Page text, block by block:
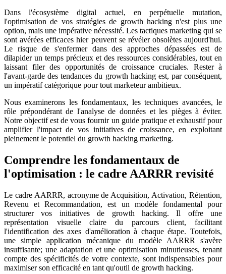
Dans l'écosystème digital actuel, en perpétuelle mutation,
l'optimisation de vos stratégies de growth hacking n'est plus une
option, mais une impérative nécessité. Les tactiques marketing qui se
sont avérées efficaces hier peuvent se révéler obsolètes aujourd'hui.
Le risque de s'enfermer dans des approches dépassées est de
dilapider un temps précieux et des ressources considérables, tout en
laissant filer des opportunités de croissance cruciales. Rester à
l'avant-garde des tendances du growth hacking est, par conséquent,
un impératif catégorique pour tout marketeur ambitieux.
Nous examinerons les fondamentaux, les techniques avancées, le
rôle prépondérant de l'analyse de données et les pièges à éviter.
Notre objectif est de vous fournir un guide pratique et exhaustif pour
amplifier l'impact de vos initiatives de croissance, en exploitant
pleinement le potentiel du growth hacking marketing.
Comprendre les fondamentaux de
l'optimisation : le cadre AARRR revisité
Le cadre AARRR, acronyme de Acquisition, Activation, Rétention,
Revenu et Recommandation, est un modèle fondamental pour
structurer vos initiatives de growth hacking. Il offre une
représentation visuelle claire du parcours client, facilitant
l'identification des axes d'amélioration à chaque étape. Toutefois,
une simple application mécanique du modèle AARRR s'avère
insuffisante; une adaptation et une optimisation minutieuses, tenant
compte des spécificités de votre contexte, sont indispensables pour
maximiser son efficacité en tant qu'outil de growth hacking.